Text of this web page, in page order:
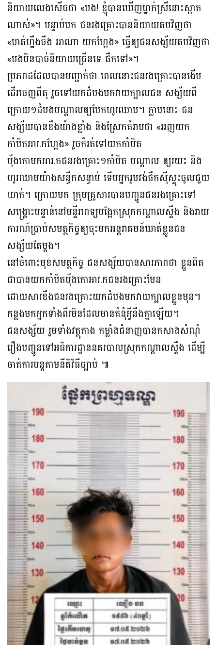
និយាយលេងសើចថា «បង! ខ្ញុំបានឃើញម្នាក់ស្រីនោះស្អាត
ណាស់»។ បន្ទាប់មក ជនរងគ្រោះបាននិយាយតបវិញថា
«មាត់ហ្នឹងចឹង អាណា យកហ្អែង» ធ្វើឲ្យជនសង្ស័យតបវិញថា
«បងមិនបាច់និយាយច្រើនទេ ផឹកទៅ»។
ប្រភពដដែលបានបញ្ជាក់ថា ពេលនោះជនរងគ្រោះបានងើប
ដើរចេញពីតុ រួចទៅយកដំបងមកវាយក្បាលជន សង្ស័យពី
ក្រោយ១ដំបងបណ្ដាលឲ្យបែកហូរឈាម។ ភ្លាមនោះ ជន
សង្ស័យបានខឹងយ៉ាងខ្លាំង និងស្រែកគំរាមថា «អញយក
កាំបិតអារ.កហ្អែង» រួចក៏រត់ទៅយកកាំបិត
ប៉័ងតោមកអារ.កជនរងគ្រោះ១កាំបិត បណ្ដាល ឲ្យរយះ និង
ហូរឈាមយ៉ាងសន្ធឹកសន្ធាប់ ទើបអ្នករួមវង់ផឹកស៊ីស្ទុះចូលជួយ
ឃាត់។ ក្រោយមក ក្រុមគ្រួសារបានបញ្ជូនជនរងគ្រោះទៅ
សង្គ្រោះបន្ទាន់នៅមន្ទីរពេទ្យបង្អែកស្រុកកណ្ដាលស្ទឹង និងរាយ
ការណ៍ប្រាប់សមត្ថកិច្ចឲ្យចុះមកអន្តរាគមន៍ឃាត់ខ្លួនជន
សង្ស័យតែម្ដង។
នៅចំពោះមុខសមត្ថកិច្ច ជនសង្ស័យបានសារភាពថា ខ្លួនពិត
ជាបានយកកាំបិតប៉័ងតោអារ.កជនរងគ្រោះមែន
ដោយសារខឹងជនរងគ្រោះយកដំបងមកវាយក្បាលខ្លួនមុន។
កន្លងមកអ្នកទាំងពីរមិនដែលមានគំនុំអ្វីនឹងគ្នាឡើយ។
ជនសង្ស័យ រួមទាំងវត្ថុតាង កម្លាំងជំនាញបានកសាងសំណុំ
រឿងបញ្ជូនទៅអធិការដ្ឋាននគរបាលស្រុកកណ្ដាលស្ទឹង ដើម្បី
ចាត់ការបន្តតាមនីតិវិធីច្បាប់ ៕